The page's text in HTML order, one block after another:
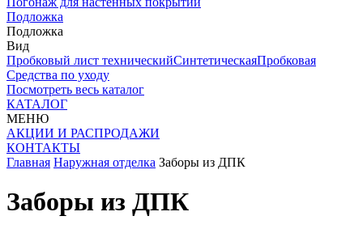
Подложка
Подложка
Вид
Пробковый лист техническийСинтетическаяПробковая
Средства по уходу
Посмотреть весь каталог
КАТАЛОГ
МЕНЮ
АКЦИИ И РАСПРОДАЖИ
КОНТАКТЫ
Главная Наружная отделка Заборы из ДПК
Заборы из ДПК